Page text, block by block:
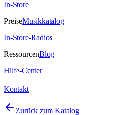
In-Store
PreiseMusikkatalog
In-Store-Radios
RessourcenBlog
Hilfe-Center
Kontakt
Zurück zum Katalog